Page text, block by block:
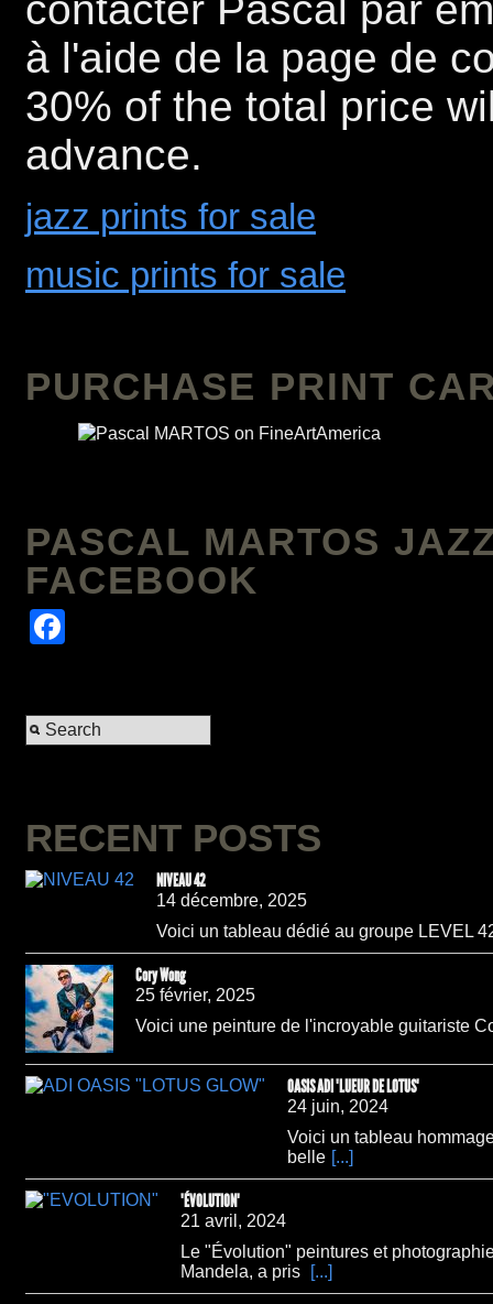
contacter Pascal par
à l'aide de la page de
30% of the total price
advance.
jazz prints for sale
music prints for sale
PURCHASE PRINT
PASCAL MARTOS
FACEBOOK
RECENT POSTS
NIVEAU 42
14 décembre, 2025
Voici un tableau dédié au groupe LEVEL
Cory Wong
25 février, 2025
Voici une peinture de l'incroyable guitariste
OASIS ADI "LUEUR DE LOTUS"
24 juin, 2024
Voici un tableau
belle [...]
"ÉVOLUTION"
21 avril, 2024
Le "Évolution" peintures et
Mandela, a pris
[...]